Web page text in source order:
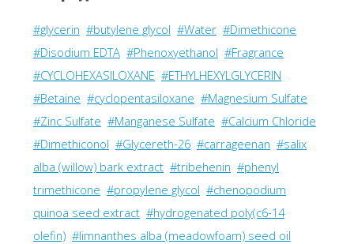
#glycerin #butylene glycol #Water #Dimethicone
#Disodium EDTA #Phenoxyethanol #Fragrance
#CYCLOHEXASILOXANE #ETHYLHEXYLGLYCERIN
#Betaine #cyclopentasiloxane #Magnesium Sulfate
#Zinc Sulfate #Manganese Sulfate #Calcium Chloride
#Dimethiconol #Glycereth-26 #carrageenan #salix
alba (willow) bark extract #tribehenin #phenyl
trimethicone #propylene glycol #chenopodium
quinoa seed extract #hydrogenated poly(c6-14
olefin) #limnanthes alba (meadowfoam) seed oil